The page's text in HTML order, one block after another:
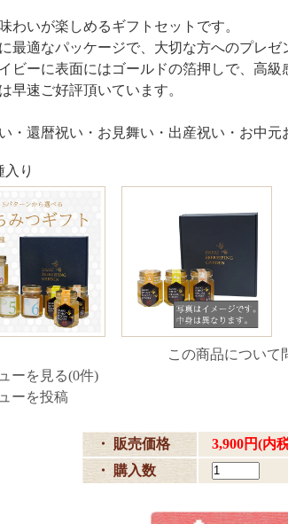
わいが楽しめるギフトセットです。
最適なパッケージで、大切な方へのプレゼ
ビーに表面にはゴールドの箔押しで、高級
早速ご好評頂いています。
・還暦祝い・お見舞い・出産祝い・お中元
入り
この商品について
ーを見る(0件)
ーを投稿
・ 販売価格
3,900円(内
・ 購入数